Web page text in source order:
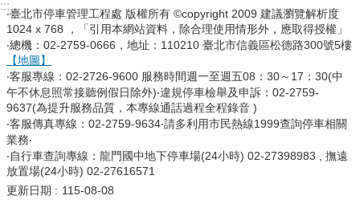
:::
‧臺北市停車管理工程處 版權所有 ©copyright 2009 建議瀏覽解析度
1024 x 768 ，「引用本網站資料，除合理使用情形外，應取得授權」
‧總機：02-2759-0666，地址：110210 臺北市信義區松德路300號5樓
【地圖】
‧客服專線：02-2726-9600 服務時間週一至週五08：30～17：30(中
午不休息照常接聽例假日除外)‧違規停車檢舉及申訴：02-2759-
9637(為提升服務品質，本專線通話過程全程錄音 )
‧客服傳真專線：02-2759-9634‧請多利用市民熱線1999查詢停車相關
業務‧
‧自行車查詢專線：龍門國中地下停車場(24小時) 02-27398983 , 撫遠
放置場(24小時) 02-27616571
更新日期
115-08-08